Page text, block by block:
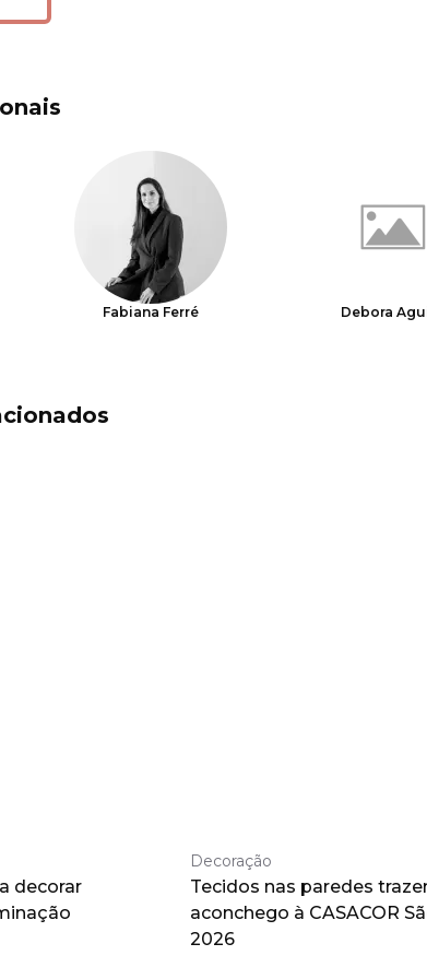
Fabiana Ferré Debora
decorar
Decoração
Tecidos nas paredes
aconchego à CASACOR
2026